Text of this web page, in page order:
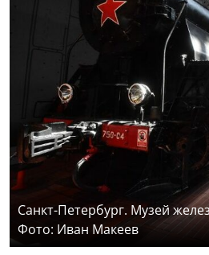
Санкт-Петербург. Музей
Фото: Иван Макеев